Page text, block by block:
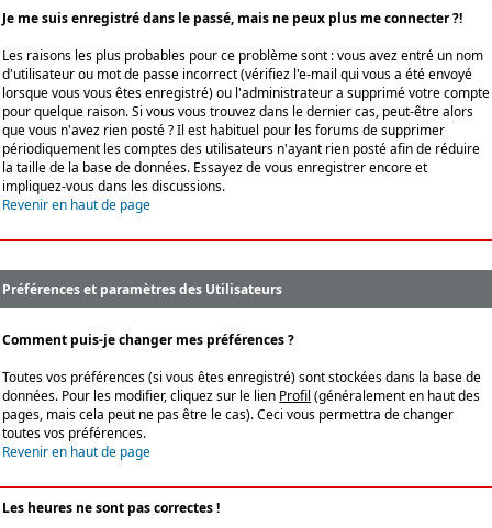
Je me suis enregistré dans le passé, mais ne peux plus me connecter ?!
Les raisons les plus probables pour ce problème sont : vous avez entré un nom
d'utilisateur ou mot de passe incorrect (vérifiez l'e-mail qui vous a été envoyé
lorsque vous vous êtes enregistré) ou l'administrateur a supprimé votre compte
pour quelque raison. Si vous vous trouvez dans le dernier cas, peut-être alors
que vous n'avez rien posté ? Il est habituel pour les forums de supprimer
périodiquement les comptes des utilisateurs n'ayant rien posté afin de réduire
la taille de la base de données. Essayez de vous enregistrer encore et
impliquez-vous dans les discussions.
Revenir en haut de page
Préférences et paramètres des Utilisateurs
Comment puis-je changer mes préférences ?
Toutes vos préférences (si vous êtes enregistré) sont stockées dans la base de
données. Pour les modifier, cliquez sur le lien Profil (généralement en haut des
pages, mais cela peut ne pas être le cas). Ceci vous permettra de changer
toutes vos préférences.
Revenir en haut de page
Les heures ne sont pas correctes !